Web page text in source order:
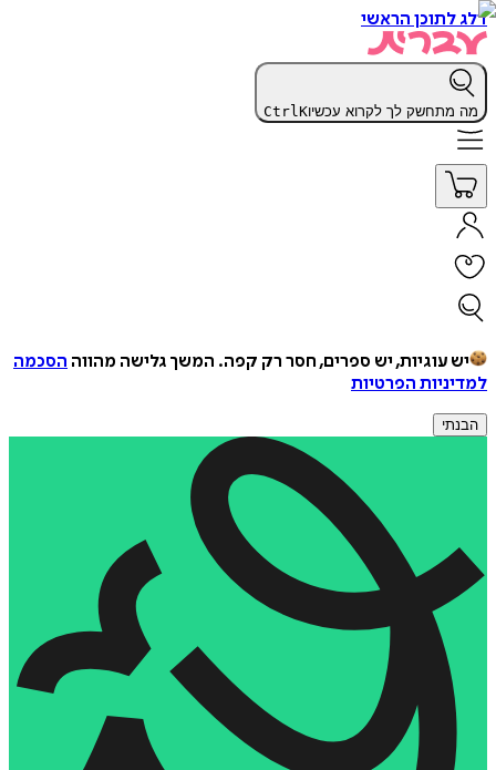
דלג לתוכן הראשי
מה מתחשק לך לקרוא עכשיו CtrlK
יש עוגיות, יש ספרים, חסר רק קפה. המשך גלישה מהווה הסכמה
למדיניות הפרטיות
הבנתי